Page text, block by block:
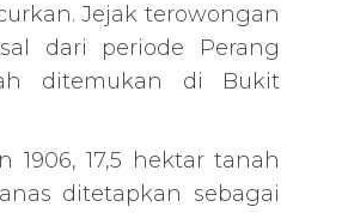
Jejak terowongan
dari periode Perang
ditemukan di Bukit
1906, 17,5 hektar tanah
ditetapkan sebagai